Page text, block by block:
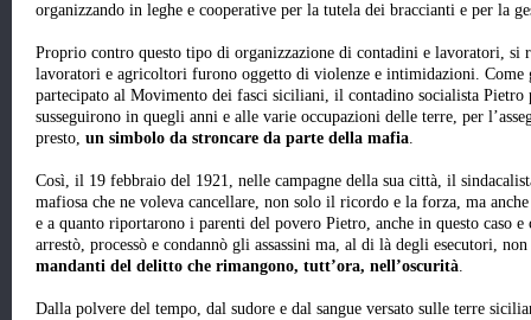
organizzando in leghe e cooperative per la tutela dei braccianti e per la
Proprio contro questo tipo di organizzazione di contadini e lavoratori, si
lavoratori e agricoltori furono oggetto di violenze e intimidazioni. Come
partecipato al Movimento dei fasci siciliani, il contadino socialista Pietro
susseguirono in quegli anni e alle varie occupazioni delle terre, per
presto, un simbolo da stroncare da parte della mafia.
Così, il 19 febbraio del 1921, nelle campagne della sua città, il
mafiosa che ne voleva cancellare, non solo il ricordo e la forza, ma
e a quanto riportarono i parenti del povero Pietro, anche in questo caso
arrestò, processò e condannò gli assassini ma, al di là degli esecutori,
mandanti del delitto che rimangono, tutt’ora, nell’oscurità.
Dalla polvere del tempo, dal sudore e dal sangue versato sulle terre